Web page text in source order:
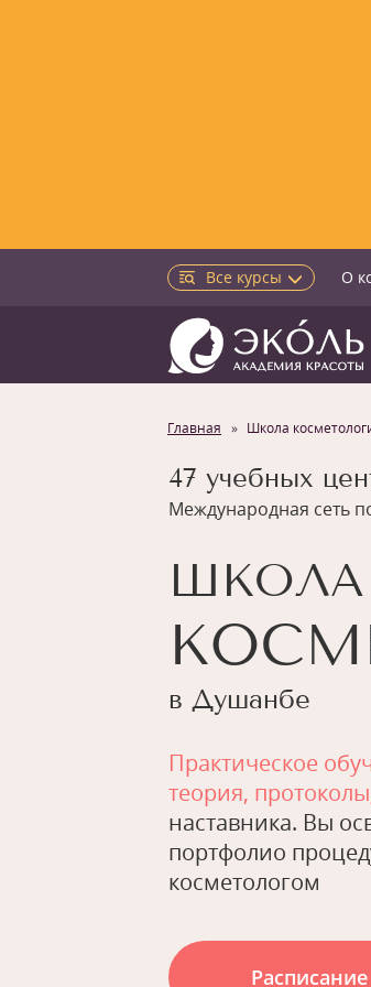
Все курсы О
Главная Школа
47 учебных
Международная сеть
ШКОЛА
в Душанбе
Практическое
теория,
наставника. Вы
портфолио
косметологом
Расписание